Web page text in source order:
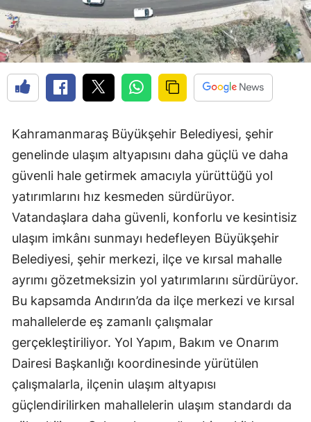
Kahramanmaraş Büyükşehir Belediyesi, şehir
genelinde ulaşım altyapısını daha güçlü ve daha
güvenli hale getirmek amacıyla yürüttüğü yol
yatırımlarını hız kesmeden sürdürüyor.
Vatandaşlara daha güvenli, konforlu ve kesintisiz
ulaşım imkânı sunmayı hedefleyen Büyükşehir
Belediyesi, şehir merkezi, ilçe ve kırsal mahalle
ayrımı gözetmeksizin yol yatırımlarını sürdürüyor.
Bu kapsamda Andırın’da da ilçe merkezi ve kırsal
mahallelerde eş zamanlı çalışmalar
gerçekleştiriliyor. Yol Yapım, Bakım ve Onarım
Dairesi Başkanlığı koordinesinde yürütülen
çalışmalarla, ilçenin ulaşım altyapısı
güçlendirilirken mahallelerin ulaşım standardı da